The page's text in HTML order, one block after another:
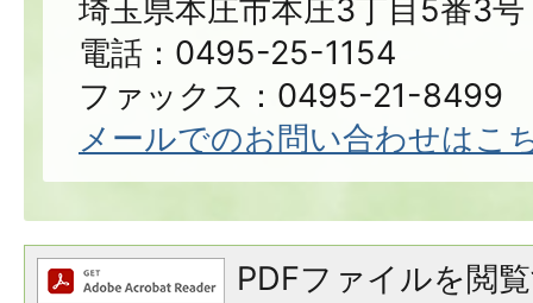
埼玉県本庄市本庄3丁目5番3号
電話：0495-25-1154
ファックス：0495-21-8499
メールでのお問い合わせはこ
PDFファイルを閲